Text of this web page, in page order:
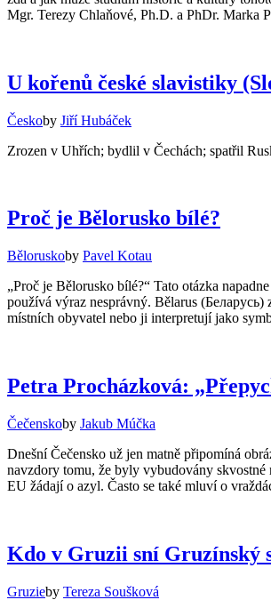
Mgr. Terezy Chlaňové, Ph.D. a PhDr. Marka
U kořenů české slavistiky
Českoby Jiří Hubáček
Zrozen v Uhřích; bydlil v Čechách; spatřil
Proč je Bělorusko bílé?
Běloruskoby Pavel Kotau
„Proč je Bělorusko bílé?“ Tato otázka
používá výraz nesprávný. Bělarus
místních obyvatel nebo ji interpretují jako
Petra Procházková:
Čečenskoby Jakub Múčka
Dnešní Čečensko už jen matně připomíná
navzdory tomu, že byly vybudovány
EU žádají o azyl. Často se také mluví o
Kdo v Gruzii sní Gruzínský
Gruzieby Tereza Soušková